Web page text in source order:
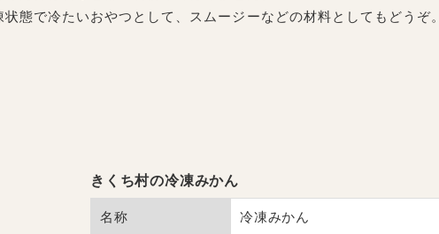
態で冷たいおやつとして、スムージーなどの材料としてもどうぞ。
きくち村の冷凍みかん
名称 冷凍みかん